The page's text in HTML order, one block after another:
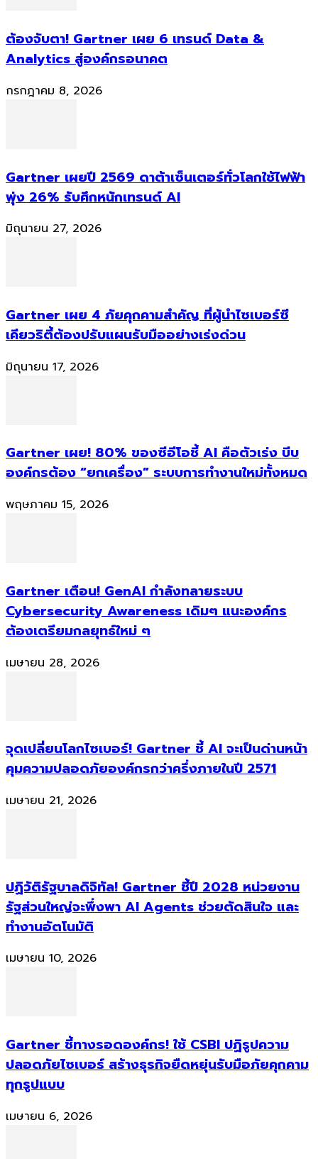
ต้องจับตา! Gartner เผย 6 เทรนด์ Data &
Analytics สู่องค์กรอนาคต
กรกฎาคม 8, 2026
Gartner เผยปี 2569 ดาต้าเซ็นเตอร์ทั่วโลกใช้ไฟฟ้า
พุ่ง 26% รับศึกหนักเทรนด์ AI
มิถุนายน 27, 2026
Gartner เผย 4 ภัยคุกคามสำคัญ ที่ผู้นำไซเบอร์ซี
เคียวริตี้ต้องปรับแผนรับมืออย่างเร่งด่วน
มิถุนายน 17, 2026
Gartner เผย! 80% ของซีอีโอชี้ AI คือตัวเร่ง บีบ
องค์กรต้อง “ยกเครื่อง” ระบบการทำงานใหม่ทั้งหมด
พฤษภาคม 15, 2026
Gartner เตือน! GenAI กำลังทลายระบบ
Cybersecurity Awareness เดิมๆ แนะองค์กร
ต้องเตรียมกลยุทธ์ใหม่ ๆ
เมษายน 28, 2026
จุดเปลี่ยนโลกไซเบอร์! Gartner ชี้ AI จะเป็นด่านหน้า
คุมความปลอดภัยองค์กรกว่าครึ่งภายในปี 2571
เมษายน 21, 2026
ปฏิวัติรัฐบาลดิจิทัล! Gartner ชี้ปี 2028 หน่วยงาน
รัฐส่วนใหญ่จะพึ่งพา AI Agents ช่วยตัดสินใจ และ
ทำงานอัตโนมัติ
เมษายน 10, 2026
Gartner ชี้ทางรอดองค์กร! ใช้ CSBI ปฏิรูปความ
ปลอดภัยไซเบอร์ สร้างธุรกิจยืดหยุ่นรับมือภัยคุกคาม
ทุกรูปแบบ
เมษายน 6, 2026